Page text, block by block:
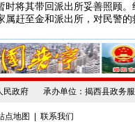
时将其带回派出所妥善照顾
属赶至金和派出所，对民警的
民政府 承办单位：揭西县政务
点地图 联系我们